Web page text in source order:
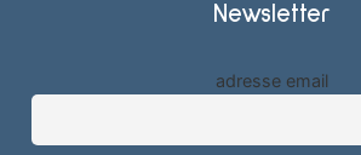
Newsletter
adresse email